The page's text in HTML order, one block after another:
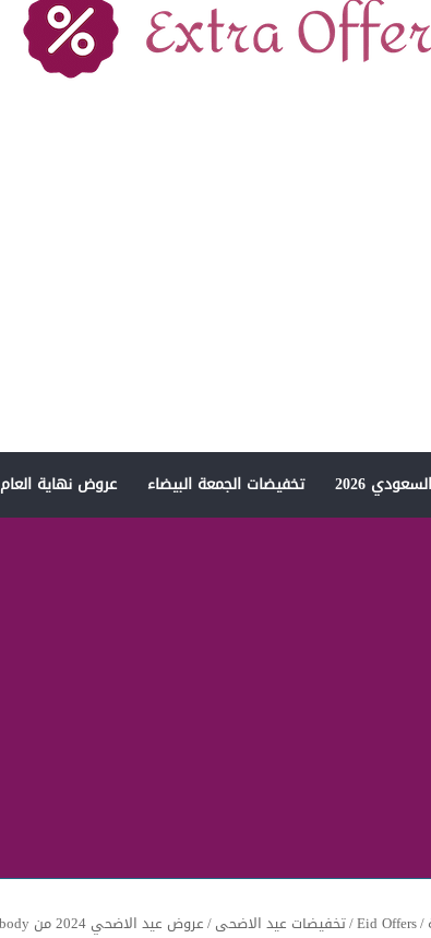
2026 تخفيضات الجمعة البيضاء عروض نهاية العام
/
Eid Offers
/تخفيضات عيد الاضحى/عروض عيد الاضحي 2024 من probody